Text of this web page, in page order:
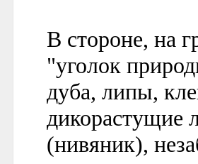
В стороне, на
"уголок
дуба, липы,
дикорастущие
(нивяник),